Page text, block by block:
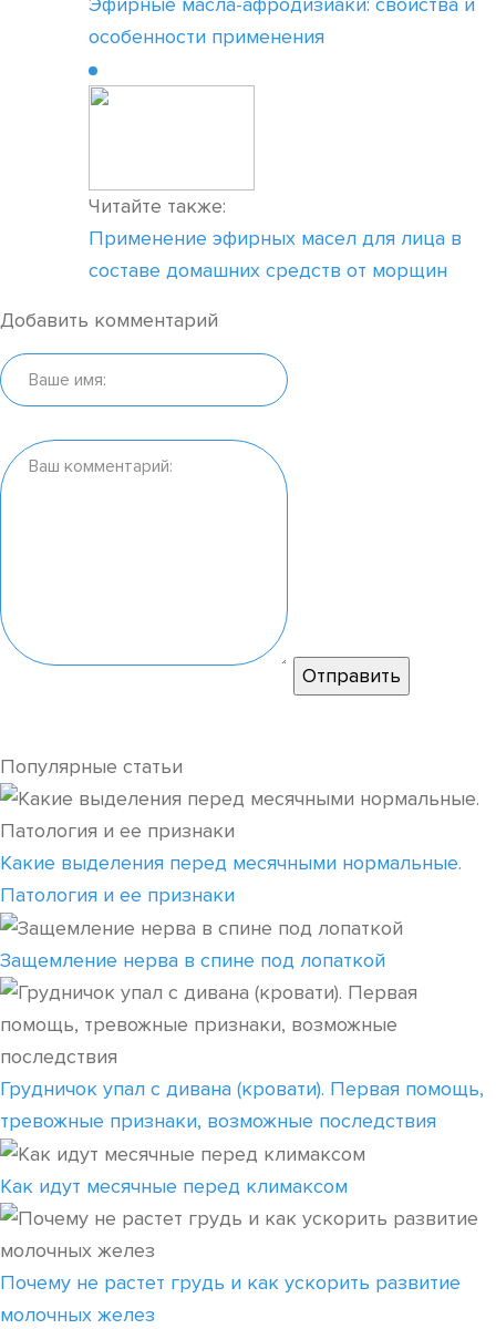
особенности применения
Читайте также:
Применение эфирных масел для лица в
составе домашних средств от морщин
Добавить комментарий
Популярные статьи
Какие выделения перед месячными нормальные.
Патология и ее признаки
Защемление нерва в спине под лопаткой
Грудничок упал с дивана (кровати). Первая помощь,
тревожные признаки, возможные последствия
Как идут месячные перед климаксом
Почему не растет грудь и как ускорить развитие
молочных желез